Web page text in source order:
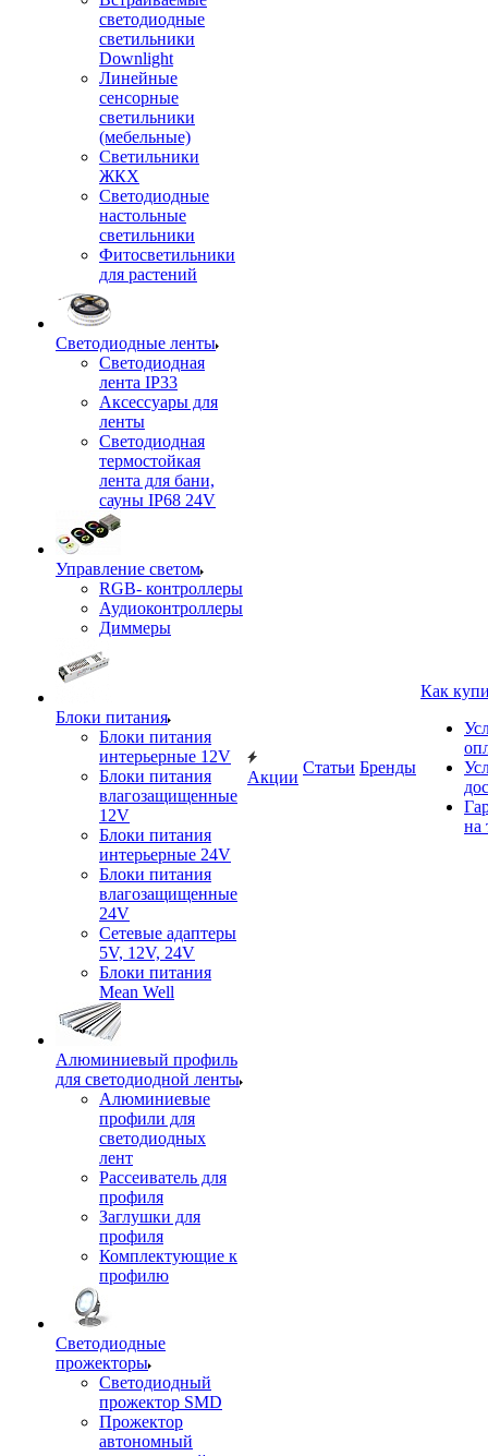
светодиодные
светильники
Downlight
Линейные
сенсорные
светильники
(мебельные)
Светильники
ЖКХ
Светодиодные
настольные
светильники
Фитосветильники
для растений
Светодиодные ленты
Светодиодная
лента IP33
Аксессуары для
ленты
Светодиодная
термостойкая
лента для бани,
сауны IP68 24V
Управление светом
RGB- контроллеры
Аудиоконтроллеры
Диммеры
Блоки питания
Блоки питания
интерьерные 12V
Блоки питания
влагозащищенные
12V
Блоки питания
интерьерные 24V
Блоки питания
влагозащищенные
24V
Сетевые адаптеры
5V, 12V, 24V
Блоки питания
Mean Well
Алюминиевый профиль
для светодиодной ленты
Алюминиевые
профили для
светодиодных
лент
Рассеиватель для
профиля
Заглушки для
профиля
Комплектующие к
профилю
Светодиодные
прожекторы
Светодиодный
прожектор SMD
Прожектор
автономный
Акции
Статьи Бренды
Как
на